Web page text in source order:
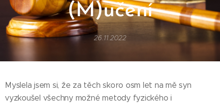
(M)učení
26.11.2022
Myslela jsem si, že za těch skoro osm let na mě syn
vyzkoušel všechny možné metody fyzického i